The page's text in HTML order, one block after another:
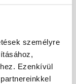
személyre
Ezenkívül